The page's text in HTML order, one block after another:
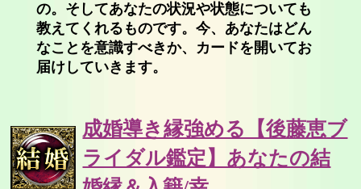
の。そしてあなたの状況や状態についても
教えてくれるものです。今、あなたはどん
なことを意識すべきか、カードを開いてお
届けしていきます。
成婚導き縁強める【後藤恵ブ
ライダル鑑定】あなたの結